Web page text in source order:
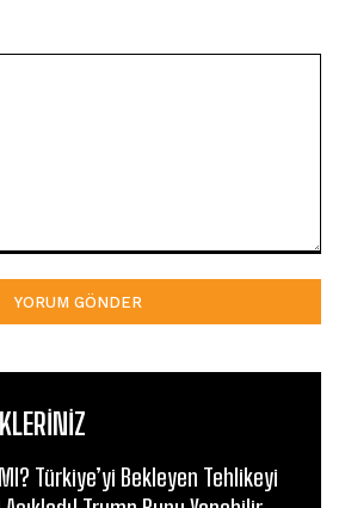
MI? Türkiye’yi Bekleyen Tehlikeyi